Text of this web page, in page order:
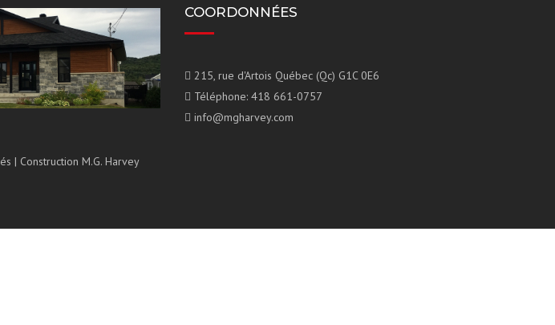
| Construction M.G. Harvey
COORDONNÉES
215, rue d'Artois Québec (Qc) G1C 0E6
Téléphone: 418 661-0757
info@mgharvey.com